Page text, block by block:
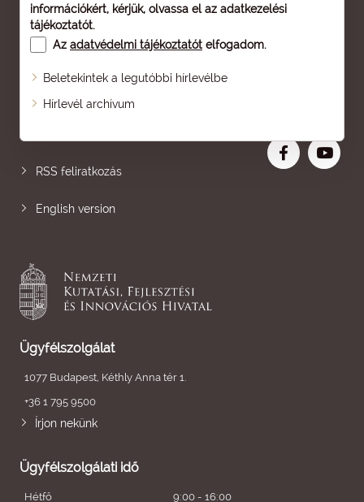
információkért, kérjük, olvassa el az adatkezelési
tájékoztatót.
Az adatvédelmi tájékoztatót elfogadom.
Beletekintek a legutóbbi hírlevélbe
Hírlevél archívum
Oldaltérkép
RSS feliratkozás
English version
Ügyfélszolgálat
1077 Budapest, Kéthly Anna tér 1.
+36 1 795 9500
Írjon nekünk
Ügyfélszolgálati idő
Hétfő 9:00 - 16:00